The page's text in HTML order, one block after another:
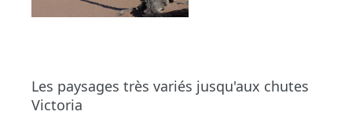
Les paysages très variés jusqu'aux chutes
Victoria